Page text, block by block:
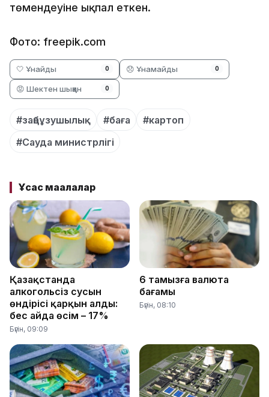
төмендеуіне ықпал еткен.
Фото: freepik.com
🤍 Ұнайды 0 😞 Ұнамайды 0
😡 Шектен шыққан 0
#заңбұзушылық #баға
#картоп
#Сауда министрлігі
Ұқсас мақалалар
Қазақстанда
алкогольсіз сусын
өндірісі қарқын алды:
бес айда өсім – 17%
Бүгін, 09:09
6 тамызға валюта
бағамы
Бүгін, 08:10